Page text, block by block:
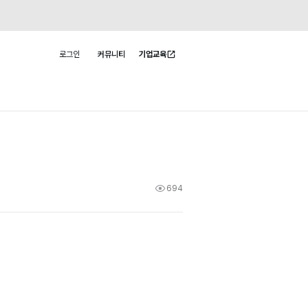
로그인 커뮤니티 기업교육
694